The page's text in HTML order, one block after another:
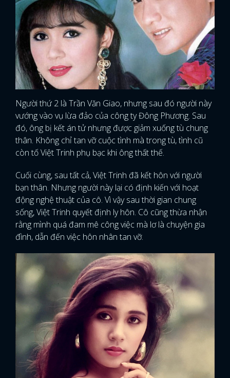
Người thứ 2 là Trần Văn Giao, nhưng sau đó người này
vướng vào vụ lừa đảo của công ty Đông Phương. Sau
đó, ông bị kết án tử nhưng được giảm xuống tù chung
thân. Không chỉ tan vỡ cuộc tình mà trong tù, tình cũ
còn tố Việt Trinh phụ bạc khi ông thất thế.
Cuối cùng, sau tất cả, Việt Trinh đã kết hôn với người
bạn thân. Nhưng người này lại có định kiến với hoạt
động nghệ thuật của cô. Vì vậy sau thời gian chung
sống, Việt Trinh quyết định ly hôn. Cô cũng thừa nhận
rằng mình quá đam mê công việc mà lơ là chuyện gia
đình, dẫn đến việc hôn nhân tan vỡ.